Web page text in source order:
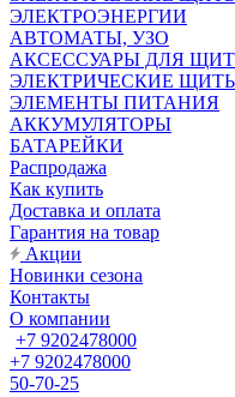
ЭЛЕКТРОЭНЕРГИИ
АВТОМАТЫ, УЗО
АКСЕССУАРЫ ДЛЯ
ЭЛЕКТРИЧЕСКИЕ
ЭЛЕМЕНТЫ ПИТАНИЯ
АККУМУЛЯТОРЫ
БАТАРЕЙКИ
Распродажа
Как купить
Доставка и оплата
Гарантия на товар
Акции
Новинки сезона
Контакты
О компании
+7 9202478000
+7 9202478000
50-70-25